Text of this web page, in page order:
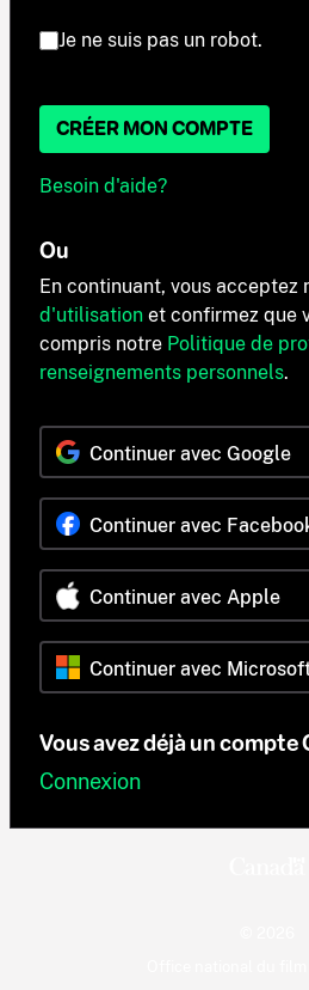
Je ne suis pas un robot.
CRÉER MON COMPTE
Besoin d'aide?
Ou
En continuant, vous acceptez
d'utilisation et confirmez que
compris notre Politique de
renseignements personnels.
Continuer avec Google
Continuer avec
Continuer avec Apple
Continuer avec
Vous avez déjà un compte
Connexion